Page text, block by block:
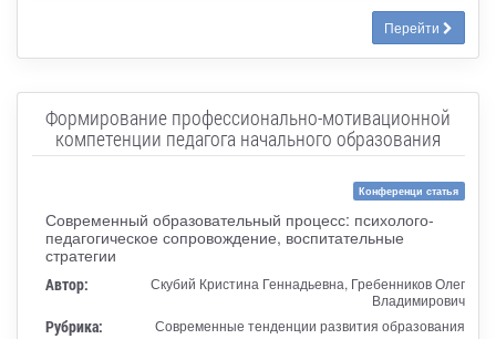
Перейти
Формирование профессионально-мотивационной
компетенции педагога начального образования
Конференци статья
Современный образовательный процесс: психолого-
педагогическое сопровождение, воспитательные
стратегии
Автор:
Скубий Кристина Геннадьевна, Гребенников Олег
Владимирович
Рубрика: Современные тенденции развития образования